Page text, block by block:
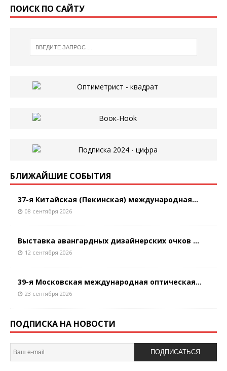
ПОИСК ПО САЙТУ
БЛИЖАЙШИЕ СОБЫТИЯ
37-я Китайская (Пекинская) международная...
08 сентября 2026
Выставка авангардных дизайнерских очков ...
12 сентября 2026
39-я Московская международная оптическая...
23 сентября 2026
ПОДПИСКА НА НОВОСТИ
ПОДПИСАТЬСЯ